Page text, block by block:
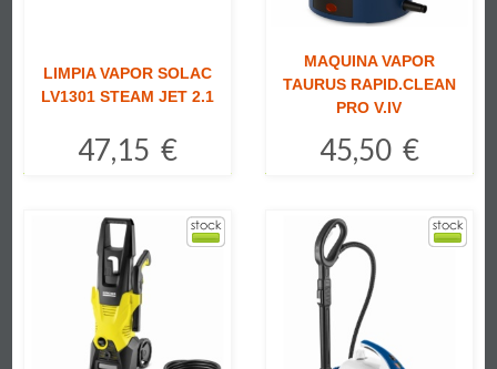
LIMPIA VAPOR SOLAC
LV1301 STEAM JET 2.1
47,15 €
Comprar
MAQUINA VAPOR
TAURUS RAPID.CLEAN
PRO V.IV
45,50 €